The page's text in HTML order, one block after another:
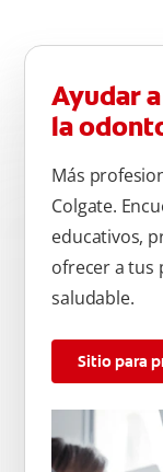
atrás, arriba y
olvide de cepillar la
por las bacterias.
Ayudar
la
Más
Colgate.
educativos,
ofrecer a tus
saludable.
Sitio para